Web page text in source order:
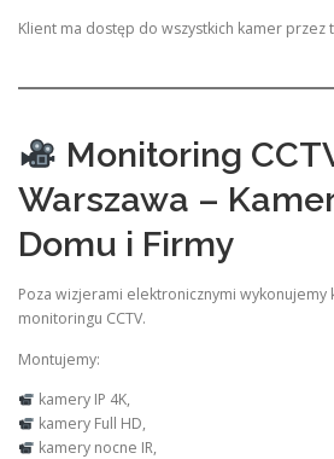
Klient ma dostęp do wszystkich kamer
Monitoring
Warszawa –
Domu i Firmy
Poza wizjerami elektronicznymi
monitoringu CCTV.
Montujemy:
kamery IP 4K,
kamery Full HD,
kamery nocne IR,